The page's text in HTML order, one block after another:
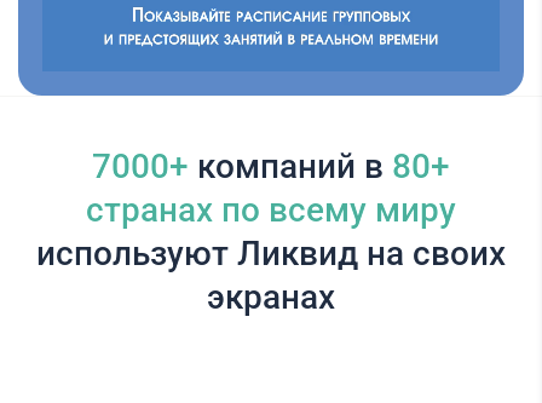
7000+ компаний в 80+
cтранах по всему миру
используют Ликвид на своих
экранах